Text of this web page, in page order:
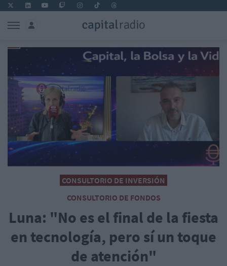
CONSULTORIO DE INVERSIÓN
CONSULTORIO DE FONDOS
Luna: "No es el final de la fiesta
en tecnología, pero sí un toque
de atención"